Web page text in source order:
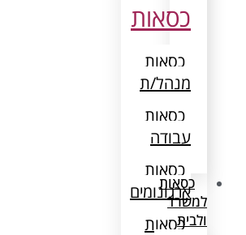
כסאות
כסאות
מנהל/ת
כסאות
עבודה
כסאות
ארגונומים
כסאות
כסאות
למשרד
ולבית